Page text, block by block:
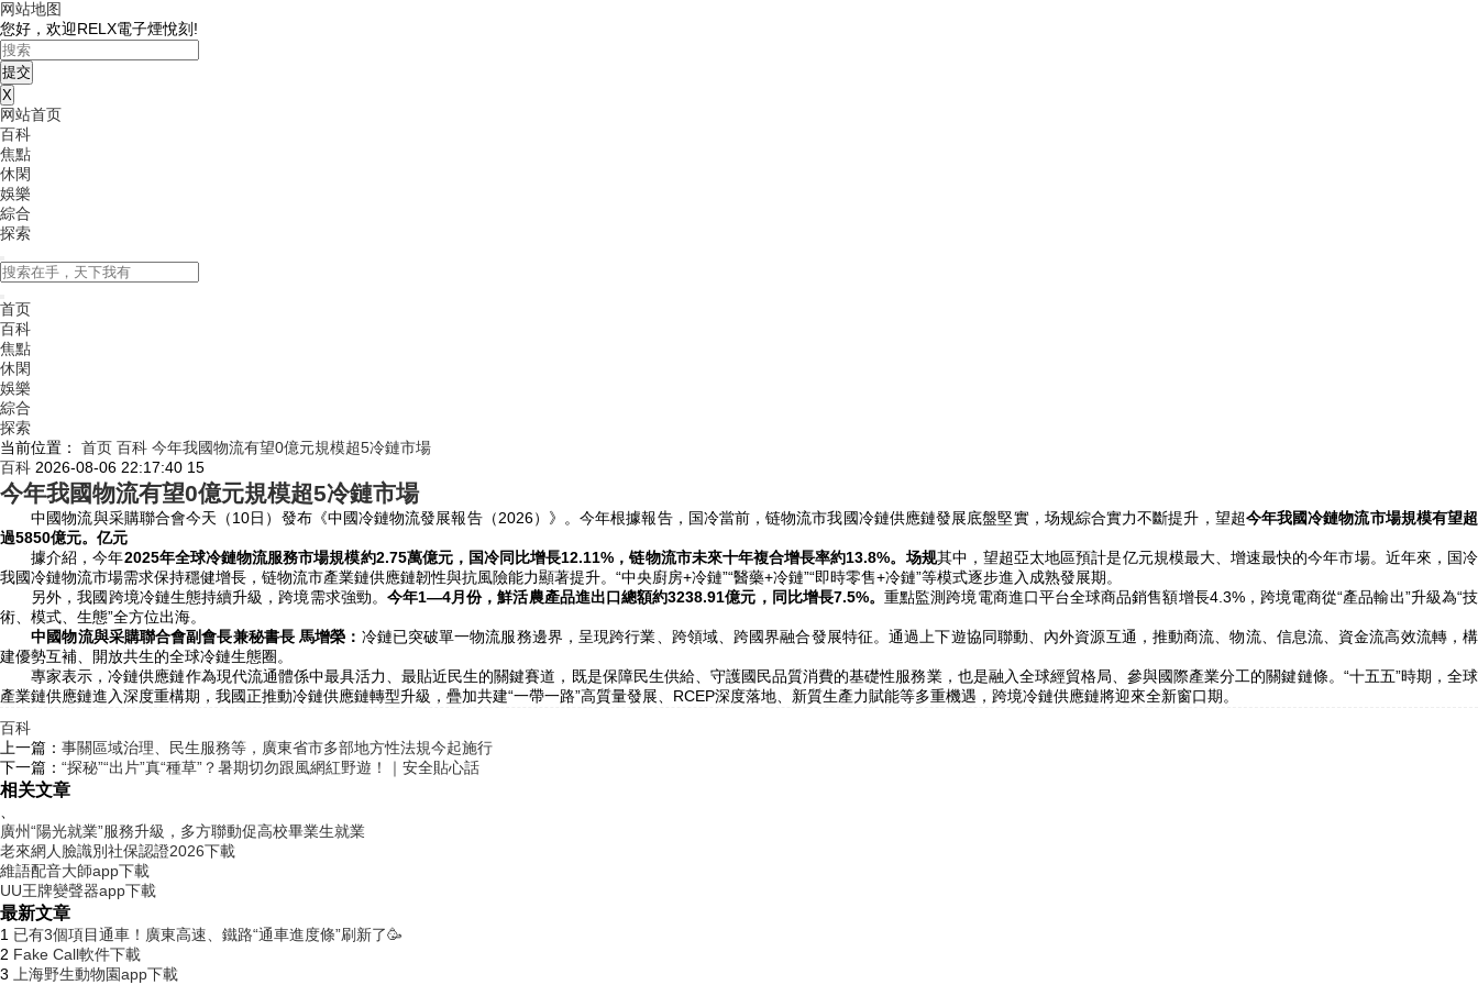
网站地图
您好，欢迎RELX電子煙悅刻!
X
网站首页
百科
焦點
休閑
娛樂
綜合
探索
首页
百科
焦點
休閑
娛樂
綜合
探索
当前位置：
首页 百科 今年我國物流有望0億元規模超5冷鏈市場
百科 2026-08-06 22:17:40 15
今年我國物流有望0億元規模超5冷鏈市場
中國物流與采購聯合會今天（10日）發布《中國冷鏈物流發展報告（2026）》。今年根據報告，国冷當前，链物流市我國冷鏈供應鏈發展底盤堅實，场规綜合實力不斷提升，望超今年我國冷鏈物流市場規模有望超
過5850億元。亿元
據介紹，今年2025年全球冷鏈物流服務市場規模約2.75萬億元，国冷同比增長12.11%，链物流市未來十年複合增長率約13.8%。场规其中，望超亞太地區預計是亿元規模最大、增速最快的今年市場。近年來，国冷
我國冷鏈物流市場需求保持穩健增長，链物流市產業鏈供應鏈韌性與抗風險能力顯著提升。“中央廚房+冷鏈”“醫藥+冷鏈”“即時零售+冷鏈”等模式逐步進入成熟發展期。
另外，我國跨境冷鏈生態持續升級，跨境需求強勁。 今年1—4月份，鮮活農產品進出口總額約3238.91億元，同比增長7.5%。重點監測跨境電商進口平台全球商品銷售額增長4.3%，跨境電商從“產品輸出”升級為“技
術、模式、生態”全方位出海。
中國物流與采購聯合會副會長兼秘書長 馬增榮： 冷鏈已突破單一物流服務邊界，呈現跨行業、跨領域、跨國界融合發展特征。通過上下遊協同聯動、內外資源互通，推動商流、物流、信息流、資金流高效流轉，構
建優勢互補、開放共生的全球冷鏈生態圈。
專家表示，冷鏈供應鏈作為現代流通體係中最具活力、最貼近民生的關鍵賽道，既是保障民生供給、守護國民品質消費的基礎性服務業，也是融入全球經貿格局、參與國際產業分工的關鍵鏈條。“十五五”時期，全球
產業鏈供應鏈進入深度重構期，我國正推動冷鏈供應鏈轉型升級，疊加共建“一帶一路”高質量發展、RCEP深度落地、新質生產力賦能等多重機遇，跨境冷鏈供應鏈將迎來全新窗口期。
百科
上一篇： 事關區域治理、民生服務等，廣東省市多部地方性法規今起施行
下一篇： “探秘”“出片”真“種草”？暑期切勿跟風網紅野遊！｜安全貼心話
相关文章
廣州“陽光就業”服務升級，多方聯動促高校畢業生就業
老來網人臉識別社保認證2026下載
維語配音大師app下載
UU王牌變聲器app下載
最新文章
1 已有3個項目通車！廣東高速、鐵路“通車進度條”刷新了🥳
2 Fake Call軟件下載
3
上海野生動物園app下載